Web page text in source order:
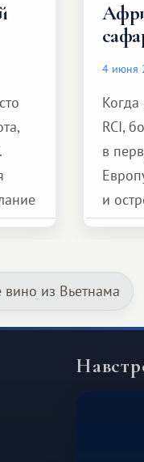
то
4 июня
Когда
RCI,
в
и
и
из Вьетнама